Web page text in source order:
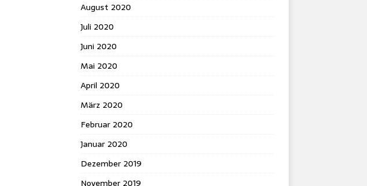
August 2020
Juli 2020
Juni 2020
Mai 2020
April 2020
März 2020
Februar 2020
Januar 2020
Dezember 2019
November 2019